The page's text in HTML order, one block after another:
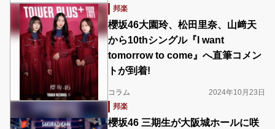
邦楽
櫻坂46大園玲、松田里奈、山﨑天
から10thシングル『I want
tomorrow to come』へ直筆コメン
トが到着!
コラム
2024年10月23日
邦楽
櫻坂46 三期生が大阪城ホールに咲